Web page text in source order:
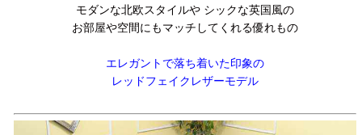
モダンな北欧スタイルや シックな英国風の
お部屋や空間にもマッチしてくれる優れもの
エレガントで落ち着いた印象の
レッドフェイクレザーモデル